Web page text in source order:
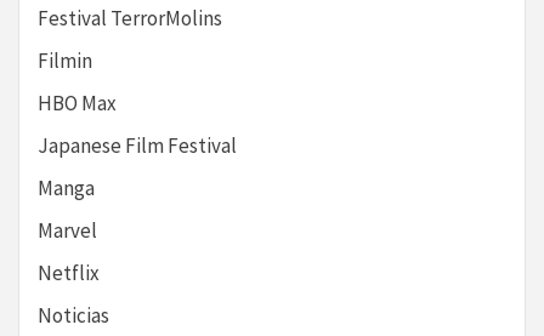
Festival TerrorMolins
Filmin
HBO Max
Japanese Film Festival
Manga
Marvel
Netflix
Noticias